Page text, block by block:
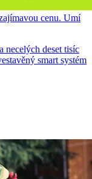
cenu. Umí
necelých deset tisíc
smart systém